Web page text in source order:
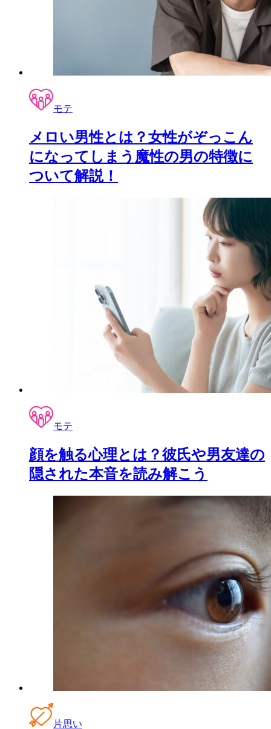
モテ
メロい男性とは？女性がぞっこん
になってしまう魔性の男の特徴に
ついて解説！
モテ
顔を触る心理とは？彼氏や男友達の
隠された本音を読み解こう
片思い